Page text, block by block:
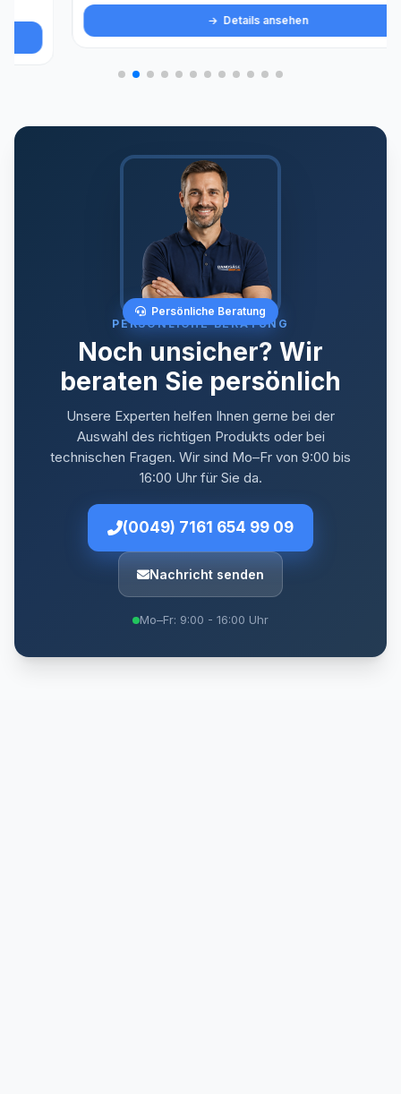
Details ansehen
Persönliche Beratung
PERSÖNLICHE BERATUNG
Noch unsicher? Wir
beraten Sie persönlich
Unsere Experten helfen Ihnen gerne bei der
Auswahl des richtigen Produkts oder bei
technischen Fragen. Wir sind Mo–Fr von 9:00 bis
16:00 Uhr für Sie da.
(0049) 7161 654 99 09
Nachricht senden
Mo–Fr: 9:00 - 16:00 Uhr